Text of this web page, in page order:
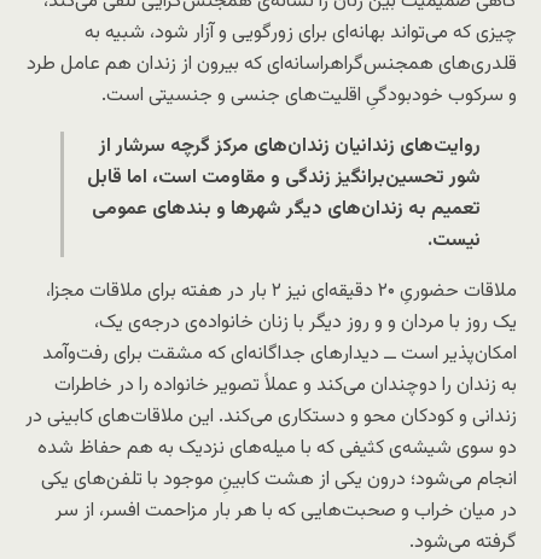
چیزی که می‌تواند بهانه‌ا‌ی برای زورگویی و آزار شود، شبیه به
قلدری‌های همجنس‌گراهراسانه‌ای که بیرون از زندان هم عامل طرد
و سرکوب خودبودگیِ اقلیت‌های جنسی و جنسیتی است.
روایت‌های زندانیان زندان‌های مرکز گرچه سرشار از
شور تحسین‌برانگیز زندگی و مقاومت است، اما قابل
تعمیم به زندان‌های دیگر شهرها و بندهای عمومی
نیست.
ملاقات حضوریِ ۲۰ دقیقه‌ای نیز ۲ بار در هفته برای ملاقات مجزا،
یک روز با مردان و و روز دیگر با زنان خانواده‌ی درجه‌ی یک،
امکان‌پذیر است ــ دیدارهای جداگانه‌ای که مشقت برای رفت‌وآمد
به زندان را دوچندان می‌کند و عملاً تصویر خانواده را در خاطرات
زندانی و کودکان محو و دستکاری می‌کند. این ملاقات‌های کابینی در
دو سوی شیشه‌ی کثیفی که با میله‌های نزدیک به هم حفاظ شده
انجام می‌شود؛ درون یکی از هشت کابینِ موجود با تلفن‌های یکی
در میان خراب و صحبت‌هایی که با هر بار مزاحمت افسر، از سر
گرفته می‌شود.